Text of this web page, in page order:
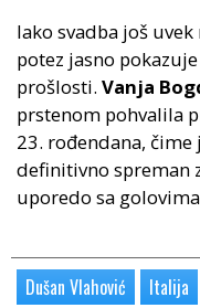
Iako svadba još
potez jasno
prošlosti. Vanja
prstenom pohvalila
23. rođendana,
definitivno spreman
uporedo sa
Dušan Vlahović Italija